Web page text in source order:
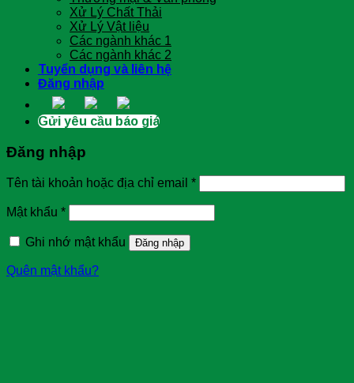
Xử Lý Chất Thải
Xử Lý Vật liệu
Các ngành khác 1
Các ngành khác 2
Tuyển dụng và liên hệ
Đăng nhập
Gửi yêu cầu báo giá
Đăng nhập
Tên tài khoản hoặc địa chỉ email *
Mật khẩu *
Ghi nhớ mật khẩu Đăng nhập
Quên mật khẩu?